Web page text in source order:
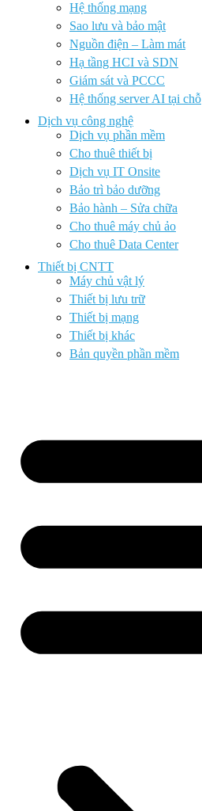
Hệ thống mạng
Sao lưu và bảo mật
Nguồn điện – Làm mát
Hạ tầng HCI và SDN
Giám sát và PCCC
Hệ thống server AI tại chỗ
Dịch vụ công nghệ
Dịch vụ phần mềm
Cho thuê thiết bị
Dịch vụ IT Onsite
Bảo trì bảo dưỡng
Bảo hành – Sửa chữa
Cho thuê máy chủ ảo
Cho thuê Data Center
Thiết bị CNTT
Máy chủ vật lý
Thiết bị lưu trữ
Thiết bị mạng
Thiết bị khác
Bản quyền phần mềm